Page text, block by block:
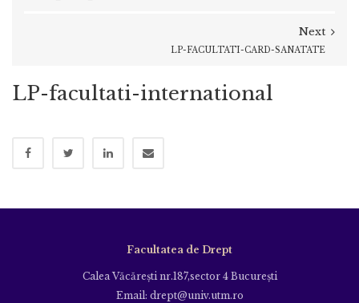
Next
LP-FACULTATI-CARD-SANATATE
LP-facultati-international
Facultatea de Drept
Calea Văcăreşti nr.187,sector 4 Bucureşti
Email: drept@univ.utm.ro